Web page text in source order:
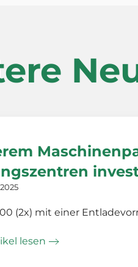
(2x) mit einer
lesen